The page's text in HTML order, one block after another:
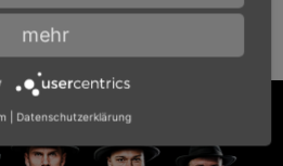
mehr
Datenschutzerklärung